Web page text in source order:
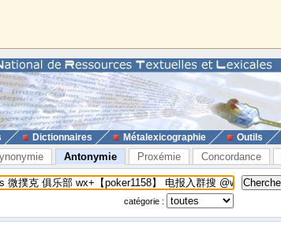
Dictionnaires Métalexicographie Outils
Antonymie Proxémie Concordance
catégorie :